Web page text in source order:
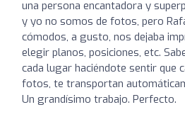
una persona encantadora y
y yo no somos de fotos, pero
cómodos, a gusto, nos dejaba
elegir planos, posiciones, etc.
cada lugar haciéndote sentir que
fotos, te transportan
Un grandísimo trabajo. Perfecto.